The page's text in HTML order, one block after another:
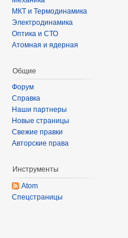
МКТ и Термодинамика
Электродинамика
Оптика и СТО
Атомная и ядерная
Общие
Форум
Справка
Наши партнеры
Новые страницы
Свежие правки
Авторские права
Инструменты
Atom
Спецстраницы